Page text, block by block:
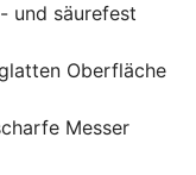
und säurefest
Oberfläche
Messer